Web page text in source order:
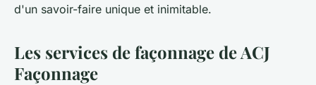
d'un savoir-faire unique et inimitable.
Les services de façonnage de ACJ
Façonnage